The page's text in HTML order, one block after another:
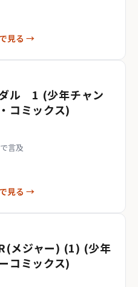
見る →
ル 1 (少年チャン
コミックス)
言及
見る →
メジャー) (1) (少年
コミックス)